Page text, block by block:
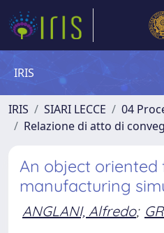
IRIS
IRIS SIARI LECCE
04
Relazione di atto di
An object
manufacturing
ANGLANI, Alfredo;